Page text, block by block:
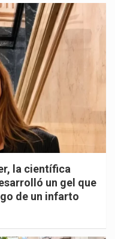
la científica
un gel que
de un infarto